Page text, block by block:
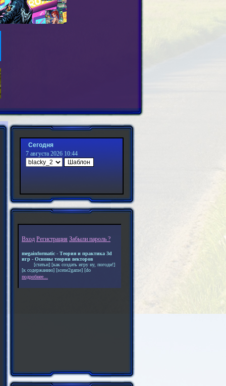
Сегодня
7 августа 2026 10:44
Вход Регистрация Забыли пароль ?
megainformatic - Теория и практика 3d
игр - Основы теории векторов
[статьи] [как создать игру ну, погоди!]
[к содержанию] [scene2game] [do
подробнее...